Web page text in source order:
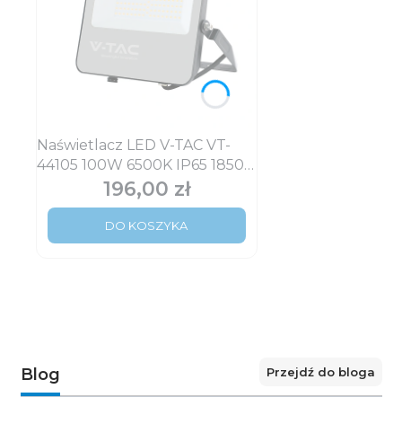
Naświetlacz LED V-TAC VT-
44105 100W 6500K IP65 18500
lm 185 lm/W
Cena
196,00 zł
DO KOSZYKA
Blog Przejdź do bloga